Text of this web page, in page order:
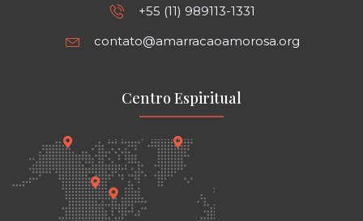
+55 (11) 989113-1331
contato@amarracaoamorosa.org
Centro Espiritual